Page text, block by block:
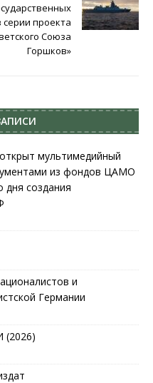
серии проекта
Союза
Горшков»
мультимедийный
из фондов ЦАМО
создания
и
Германии